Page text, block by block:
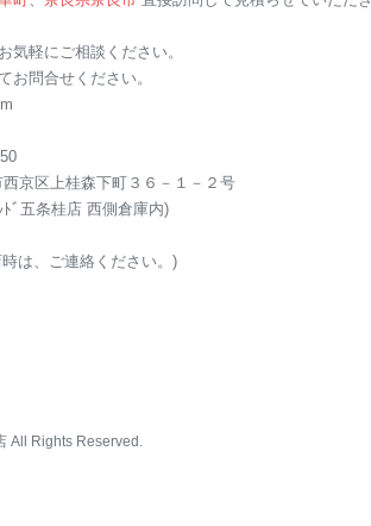
気軽にご相談ください。
お問合せください。
西京区 上桂森下町３６－１－２号
ﾞ五条桂店 西側倉庫内)
は、ご連絡ください。)
All Rights Reserved.